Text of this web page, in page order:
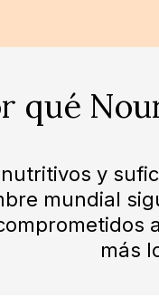
qué
y
mundial
más